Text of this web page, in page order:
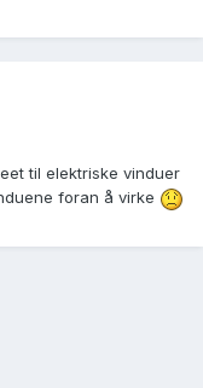
til elektriske vinduer
foran å virke